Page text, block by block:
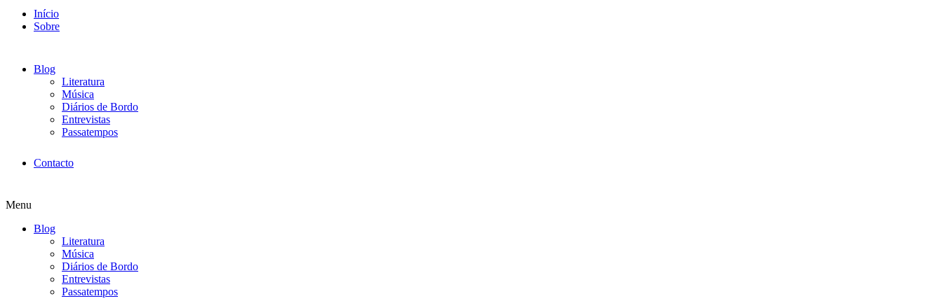
Início
Sobre
Blog
Literatura
Música
Diários de Bordo
Entrevistas
Passatempos
Contacto
Menu
Blog
Literatura
Música
Diários de Bordo
Entrevistas
Passatempos